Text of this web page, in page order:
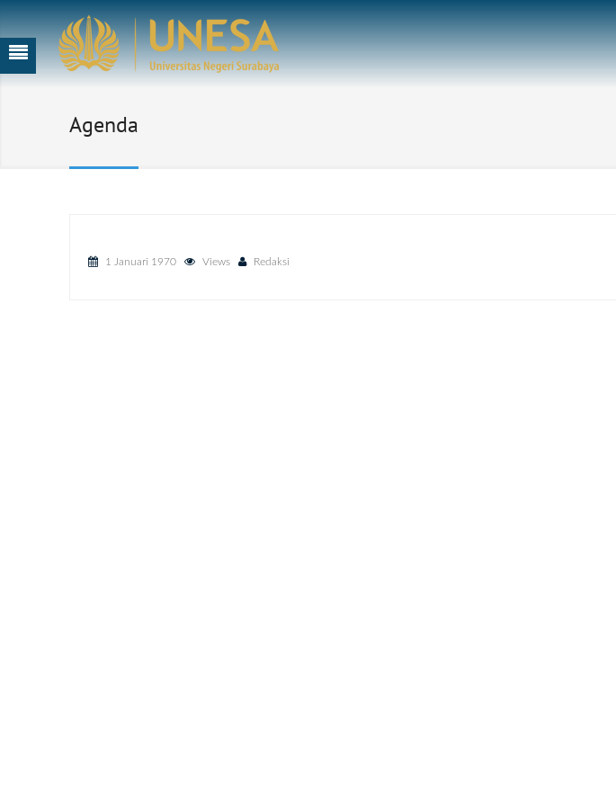
Agenda
1 Januari 1970 Views Redaksi